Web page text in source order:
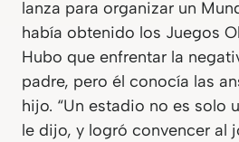
lanza para organizar un
había obtenido los Juegos
Hubo que enfrentar la
padre, pero él conocía las
hijo. “Un estadio no es solo
le dijo, y logró convencer al